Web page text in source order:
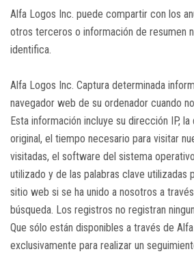
Alfa Logos Inc. puede compartir con los
otros terceros o información de resumen
identifica.
Alfa Logos Inc. Captura determinada
navegador web de su ordenador cuando
Esta información incluye su dirección IP,
original, el tiempo necesario para visitar
visitadas, el software del sistema
utilizado y de las palabras clave utilizadas
sitio web si se ha unido a nosotros a
búsqueda. Los registros no registran
Que sólo están disponibles a través de
exclusivamente para realizar un